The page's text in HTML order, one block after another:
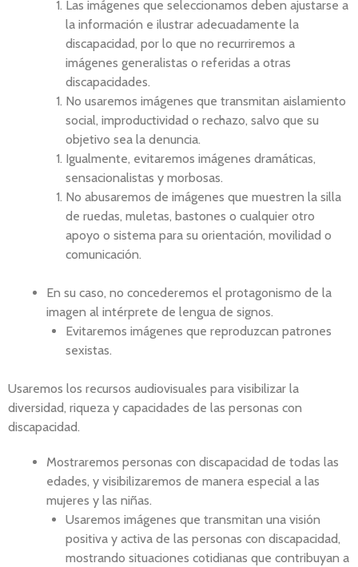
Las imágenes que seleccionamos deben ajustarse a
la información e ilustrar adecuadamente la
discapacidad, por lo que no recurriremos a
imágenes generalistas o referidas a otras
discapacidades.
No usaremos imágenes que transmitan aislamiento
social, improductividad o rechazo, salvo que su
objetivo sea la denuncia.
Igualmente, evitaremos imágenes dramáticas,
sensacionalistas y morbosas.
No abusaremos de imágenes que muestren la silla
de ruedas, muletas, bastones o cualquier otro
apoyo o sistema para su orientación, movilidad o
comunicación.
En su caso, no concederemos el protagonismo de la
imagen al intérprete de lengua de signos.
Evitaremos imágenes que reproduzcan patrones
sexistas.
Usaremos los recursos audiovisuales para visibilizar la
diversidad, riqueza y capacidades de las personas con
discapacidad.
Mostraremos personas con discapacidad de todas las
edades, y visibilizaremos de manera especial a las
mujeres y las niñas.
Usaremos imágenes que transmitan una visión
positiva y activa de las personas con discapacidad,
mostrando situaciones cotidianas que contribuyan a